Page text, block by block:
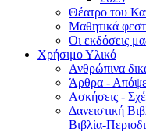
Θέατρο του
Μαθητικά
Οι εκδόσεις
Χρήσιμο Υλικό
Ανθρώπινα
Άρθρα -
Ασκήσεις -
Δανειστική
Βιβλία-